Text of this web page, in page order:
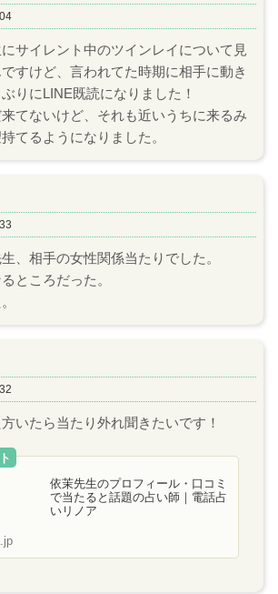
サイレント中のツインレイについて見
すけど、言われてた時期に相手に動き
りにLINE既読になりました！
てないけど、それも近いうちに来るみ
てるようになりました。
、相手の女性関係当たりでした。
ところだった。
いたら当たり外れ聞きたいです！
依茉先生のプロフィール・口コミ
で当たると話題の占い師｜電話占
いリノア